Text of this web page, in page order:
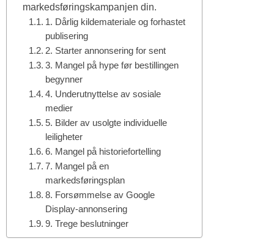
markedsføringskampanjen din.
1. Dårlig kildemateriale og forhastet
publisering
2. Starter annonsering for sent
3. Mangel på hype før bestillingen
begynner
4. Underutnyttelse av sosiale
medier
5. Bilder av usolgte individuelle
leiligheter
6. Mangel på historiefortelling
7. Mangel på en
markedsføringsplan
8. Forsømmelse av Google
Display-annonsering
9. Trege beslutninger